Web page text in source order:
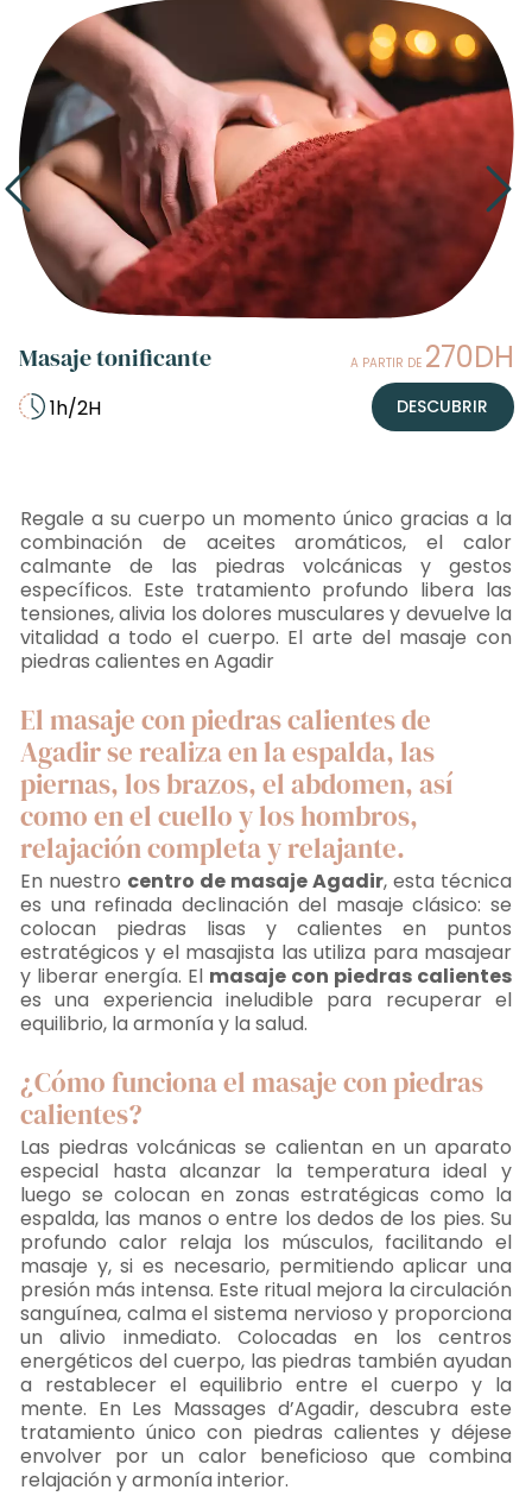
Masaje tonificante A PARTIR DE 270DH
1h/2H DESCUBRIR
Regale a su cuerpo un momento único gracias a la
combinación de aceites aromáticos, el calor
calmante de las piedras volcánicas y gestos
específicos. Este tratamiento profundo libera las
tensiones, alivia los dolores musculares y devuelve la
vitalidad a todo el cuerpo. El arte del masaje con
piedras calientes en Agadir
El masaje con piedras calientes de
Agadir se realiza en la espalda, las
piernas, los brazos, el abdomen, así
como en el cuello y los hombros,
relajación completa y relajante.
En nuestro centro de masaje Agadir, esta técnica
es una refinada declinación del masaje clásico: se
colocan piedras lisas y calientes en puntos
estratégicos y el masajista las utiliza para masajear
y liberar energía. El masaje con piedras calientes
es una experiencia ineludible para recuperar el
equilibrio, la armonía y la salud.
¿Cómo funciona el masaje con piedras
calientes?
Las piedras volcánicas se calientan en un aparato
especial hasta alcanzar la temperatura ideal y
luego se colocan en zonas estratégicas como la
espalda, las manos o entre los dedos de los pies. Su
profundo calor relaja los músculos, facilitando el
masaje y, si es necesario, permitiendo aplicar una
presión más intensa. Este ritual mejora la circulación
sanguínea, calma el sistema nervioso y proporciona
un alivio inmediato. Colocadas en los centros
energéticos del cuerpo, las piedras también ayudan
a restablecer el equilibrio entre el cuerpo y la
mente. En Les Massages d’Agadir, descubra este
tratamiento único con piedras calientes y déjese
envolver por un calor beneficioso que combina
relajación y armonía interior.